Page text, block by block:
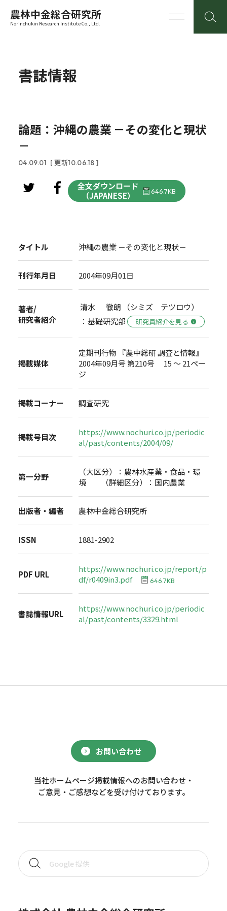
農林中金総合研究所
Norinchukin Research Institute Co., Ltd.
書誌情報
論題：沖縄の農業 －その変化と現状
－
04.09.01 [ 更新10.06.18 ]
全文ダウンロード
（JAPANESE）
646.7KB
タイトル 沖縄の農業 －その変化と現状－
刊行年月日 2004年09月01日
著者/
研究者紹介
清水 徹朗 （シミズ テツロウ）
：基礎研究部
研究員紹介を見る
掲載媒体
定期刊行物 『農中総研 調査と情報』
2004年09月号 第210号 15 ～ 21ペー
ジ
掲載コーナー 調査研究
掲載号目次
https://www.nochuri.co.jp/periodic
al/past/contents/2004/09/
第一分野
（大区分）：農林水産業・食品・環
境 （詳細区分）：国内農業
出版者・編者 農林中金総合研究所
ISSN 1881-2902
PDF URL
https://www.nochuri.co.jp/report/p
df/r0409in3.pdf
646.7KB
書誌情報URL
https://www.nochuri.co.jp/periodic
al/past/contents/3329.html
お問い合わせ
当社ホームページ掲載情報へのお問い合わせ・
ご意見・ご感想などを受け付けております。